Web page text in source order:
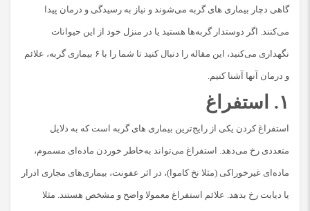
گاهی دچار بیماری های گربه می‌شوند و نیاز به رسیدگی و درمان پیدا
می‌کنند. اگر دوستدار گربه‌ها هستید یا در منزل خود از این حیوانات
نگهداری می‌کنید، این مقاله را دنبال کنید تا شما را با ۶ بیماری گربه، علائم
و درمان آنها آشنا کنیم.
۱. استفراغ
استفراغ کردن یکی از رایج‌ترین بیماری های گربه است که به دلایل
متعددی رخ می‌دهد. استفراغ می‌تواند به‌خاطر خوردن ماده‌ای مسموم،
ماده‌ای غیرخوراکی (مثلا نخ کاموا)، در اثر عفونت، بیماری‌های مجاری ادرار
یا دیابت رخ بدهد. علائم استفراغ معمولا واضح و مشخص هستند. مثلا